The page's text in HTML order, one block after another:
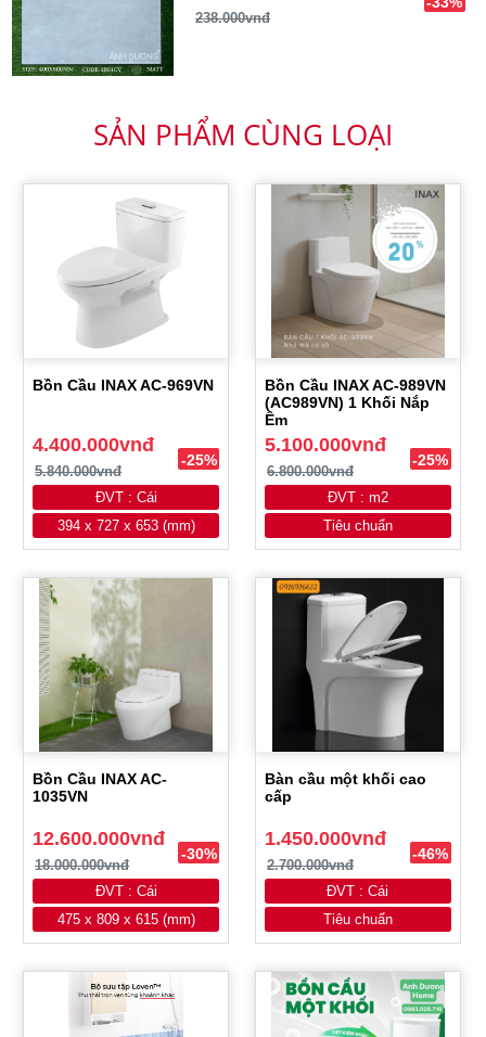
238.000vnđ
SẢN PHẨM CÙNG LOẠI
Bồn Cầu INAX AC-969VN
4.400.000vnđ
5.840.000vnđ
-25%
ĐVT : Cái
394 x 727 x 653 (mm)
Bồn Cầu INAX AC-989VN
(AC989VN) 1 Khối Nắp
Êm
5.100.000vnđ
6.800.000vnđ
-25%
ĐVT : m2
Tiêu chuẩn
Bồn Cầu INAX AC-
1035VN
12.600.000vnđ
18.000.000vnđ
-30%
ĐVT : Cái
475 x 809 x 615 (mm)
Bàn cầu một khối cao
cấp
1.450.000vnđ
2.700.000vnđ
-46%
ĐVT : Cái
Tiêu chuẩn